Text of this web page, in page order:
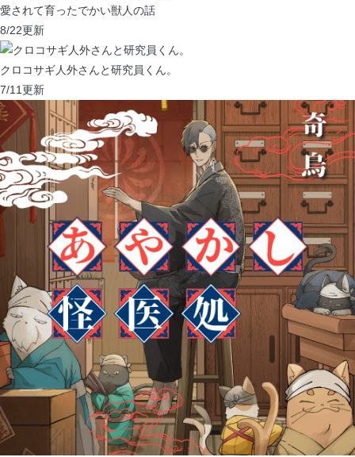
愛されて育ったでかい獣人の話
8/22更新
クロコサギ人外さんと研究員くん。
7/11更新